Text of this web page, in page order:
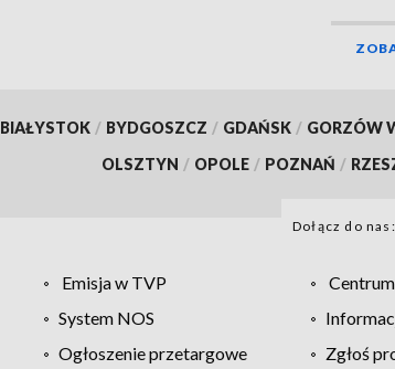
BIAŁYSTOK / BYDGOSZCZ / GDAŃSK / GORZÓW
OLSZTYN / OPOLE / POZNAŃ /
Dołącz do nas:
Emisja w TVP
System NOS
Ogłoszenie przetargowe Zgłoś